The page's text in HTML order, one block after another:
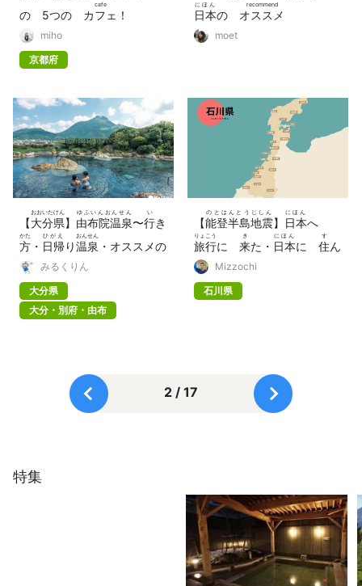
の 5つの カフェ
cafe
！
渡月橋を
ーを楽
たの
miho
京都府
日本
にほん
の オススメ
recommend
ビジネスホテルチェーン
moet
【大分県
おおいたけん
】 由布院温泉
ゆふいんおんせん
〜行
い
き
方
かた
・ 日帰
ひがえ
り温泉
おんせん
・オススメの
旅館など〜
みるくりん
大分県
大分・別府・由布
【能登半島地震
のとはんとうじしん
】 日本
にほん
へ
旅行
りょこう
に来
き
た・ 日本
にほん
に住
す
ん
でいる外国人
災害情報
さいがいじょうほう
Mizzochi
石川県
2 / 17
特集